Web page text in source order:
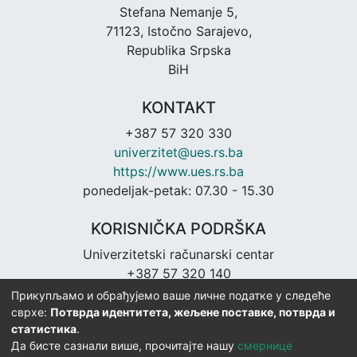
Stefana Nemanje 5,
71123, Istočno Sarajevo,
Republika Srpska
BiH
KONTAKT
+387 57 320 330
univerzitet@ues.rs.ba
https://www.ues.rs.ba
ponedeljak-petak: 07.30 - 15.30
KORISNIČKA PODRŠKA
Univerzitetski računarski centar
+387 57 320 140
urc@ues.rs.ba
https://urc.ues.rs.ba
Прикупљамо и обрађујемо ваше личне податке у следеће
сврхе: Потврда идентитета, жељене поставке, потврда и
статистика.
Да бисте сазнали више, прочитајте нашу смернице